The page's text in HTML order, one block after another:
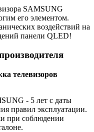
SAMSUNG
его элементом.
воздействий на
панели QLED!
телевизоров
- 5 лет с даты
правил эксплуатации.
при соблюдении